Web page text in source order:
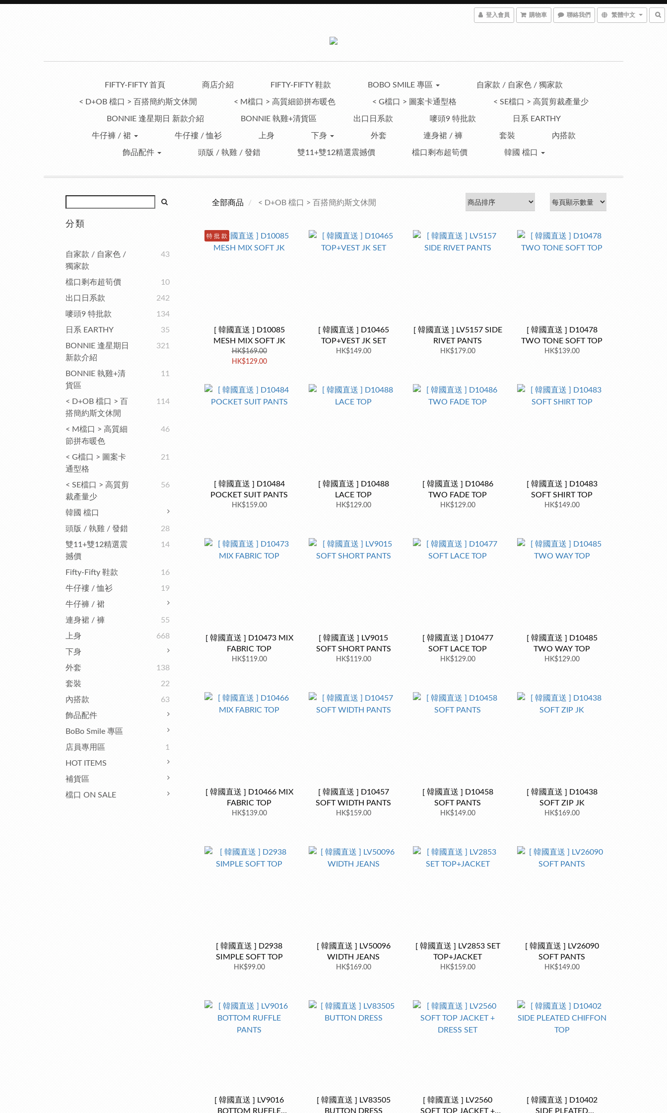
登入會員 購物車 聯絡我們 繁體中文
FIFTY-FIFTY 首頁 商店介紹 FIFTY-FIFTY 鞋款 BOBO SMILE 專區 自家款 / 自家色 / 獨家款
< D+OB 檔口 > 百搭簡約斯文休閒 < M檔口 > 高質細節拼布暖色 < G檔口 > 圖案卡通型格 < SE檔口 > 高質剪裁產量少
BONNIE 逢星期日 新款介紹 BONNIE 執雞+清貨區 出口日系款 嘜頭9 特批款 日系 EARTHY
牛仔褲 / 裙 牛仔褸 / 恤衫 上身 下身 外套 連身裙 / 褲 套裝 內搭款
飾品配件 頭版 / 執雞 / 發錯 雙11+雙12精選震撼價 檔口剩布超筍價 韓國 檔口
分類
自家款 / 自家色 /
獨家款
43
檔口剩布超筍價
10
出口日系款
242
嘜頭9 特批款
134
日系 EARTHY
35
BONNIE 逢星期日
新款介紹
321
BONNIE 執雞+清
貨區
11
< D+OB 檔口 > 百
搭簡約斯文休閒
114
< M檔口 > 高質細
節拼布暖色
46
< G檔口 > 圖案卡
通型格
21
< SE檔口 > 高質剪
裁產量少
56
韓國 檔口
頭版 / 執雞 / 發錯
28
雙11+雙12精選震
撼價
14
Fifty-Fifty 鞋款
16
牛仔褸 / 恤衫
19
牛仔褲 / 裙
連身裙 / 褲
55
上身
668
下身
外套
138
套裝
22
內搭款
63
飾品配件
BoBo Smile 專區
店員專用區
1
HOT ITEMS
補貨區
檔口 ON SALE
全部商品 < D+OB 檔口 > 百搭簡約斯文休閒
特 批 款
[ 韓國直送 ] D10085
MESH MIX SOFT JK
HK$169.00
HK$129.00
[ 韓國直送 ] D10465
TOP+VEST JK SET
HK$149.00
[ 韓國直送 ] LV5157 SIDE
RIVET PANTS
HK$179.00
[ 韓國直送 ] D10478
TWO TONE SOFT TOP
HK$139.00
[ 韓國直送 ] D10484
POCKET SUIT PANTS
HK$159.00
[ 韓國直送 ] D10488
LACE TOP
HK$129.00
[ 韓國直送 ] D10486
TWO FADE TOP
HK$129.00
[ 韓國直送 ] D10483
SOFT SHIRT TOP
HK$149.00
[ 韓國直送 ] D10473 MIX
FABRIC TOP
HK$119.00
[ 韓國直送 ] LV9015
SOFT SHORT PANTS
HK$119.00
[ 韓國直送 ] D10477
SOFT LACE TOP
HK$129.00
[ 韓國直送 ] D10485
TWO WAY TOP
HK$129.00
[ 韓國直送 ] D10466 MIX
FABRIC TOP
HK$139.00
[ 韓國直送 ] D10457
SOFT WIDTH PANTS
HK$159.00
[ 韓國直送 ] D10458
SOFT PANTS
HK$149.00
[ 韓國直送 ] D10438
SOFT ZIP JK
HK$169.00
[ 韓國直送 ] D2938
SIMPLE SOFT TOP
HK$99.00
[ 韓國直送 ] LV50096
WIDTH JEANS
HK$169.00
[ 韓國直送 ] LV2853 SET
TOP+JACKET
HK$159.00
[ 韓國直送 ] LV26090
SOFT PANTS
HK$149.00
[ 韓國直送 ] LV9016
BOTTOM RUFFLE
[ 韓國直送 ] LV83505
BUTTON DRESS
[ 韓國直送 ] LV2560
SOFT TOP JACKET +
[ 韓國直送 ] D10402
SIDE PLEATED